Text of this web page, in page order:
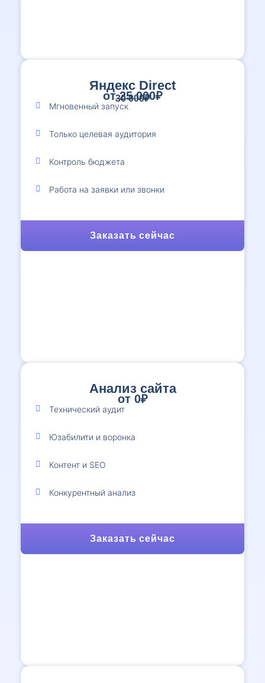
Яндекс Direct
от 25 000₽
30 000₽
Мгновенный запуск
Только целевая аудитория
Контроль бюджета
Работа на заявки или звонки
Заказать сейчас
Анализ сайта
от 0₽
1
Технический аудит
Юзабилити и воронка
Контент и SEO
Конкурентный анализ
Заказать сейчас